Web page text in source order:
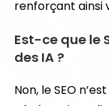
renforçant ainsi
Est-ce que le
des IA ?
Non, le SEO